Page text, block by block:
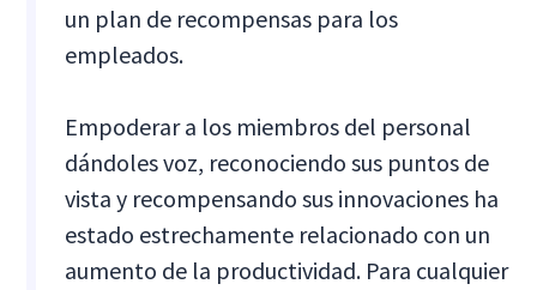
un plan de recompensas para los
empleados.
Empoderar a los miembros del personal
dándoles voz, reconociendo sus puntos de
vista y recompensando sus innovaciones ha
estado estrechamente relacionado con un
aumento de la productividad. Para cualquier